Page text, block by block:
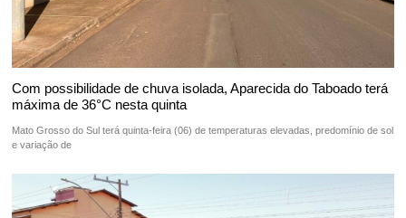
Com possibilidade de chuva isolada, Aparecida do Taboado terá
máxima de 36°C nesta quinta
Mato Grosso do Sul terá quinta-feira (06) de temperaturas elevadas, predomínio de sol
e variação de